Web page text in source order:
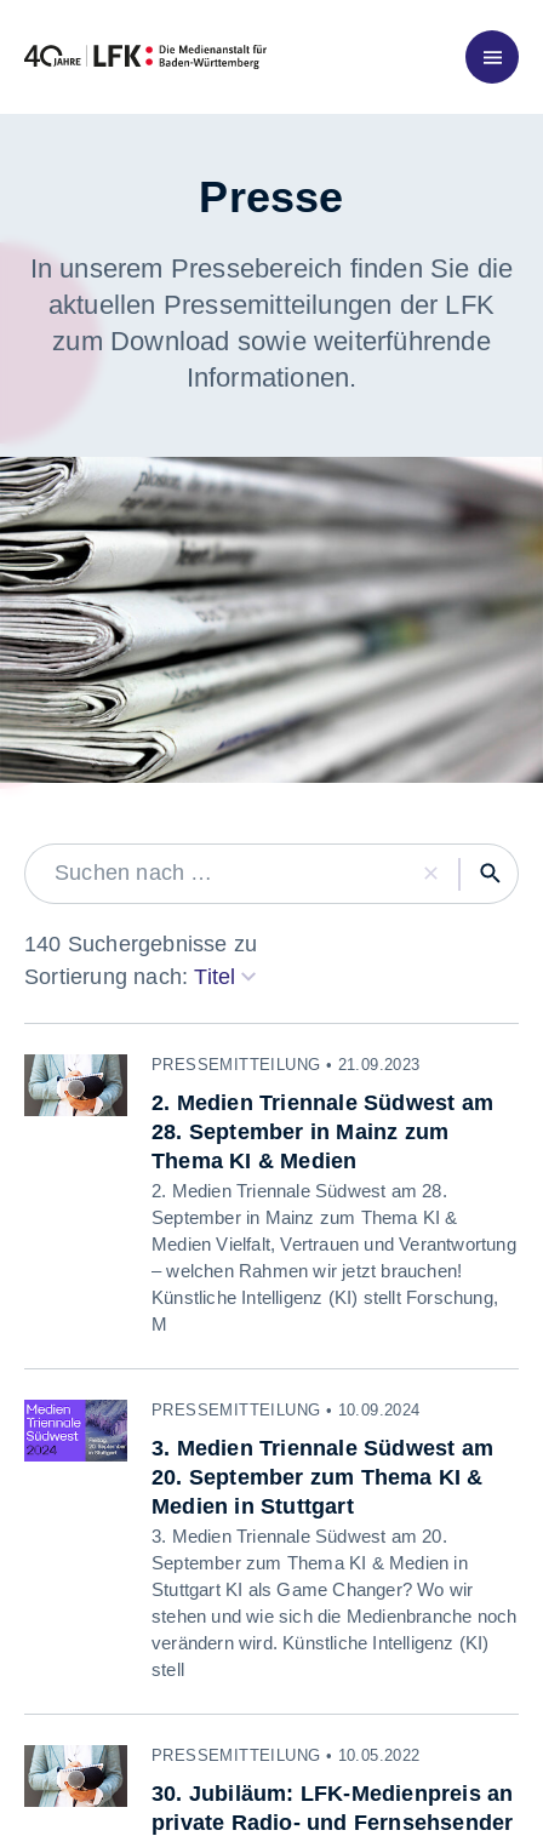
Zum Inhalt springen
Presse
In unserem Pressebereich finden Sie die
aktuellen Pressemitteilungen der LFK
zum Download sowie weiterführende
Informationen.
LABEL
140 Suchergebnisse zu
Sortierung nach:Titel
PRESSEMITTEILUNG • 21.09.2023
2. Medien Triennale Südwest am
28. September in Mainz zum
Thema KI & Medien
2. Medien Triennale Südwest am 28.
September in Mainz zum Thema KI &
Medien Vielfalt, Vertrauen und Verantwortung
– welchen Rahmen wir jetzt brauchen!
Künstliche Intelligenz (KI) stellt Forschung,
M
PRESSEMITTEILUNG • 10.09.2024
3. Medien Triennale Südwest am
20. September zum Thema KI &
Medien in Stuttgart
3. Medien Triennale Südwest am 20.
September zum Thema KI & Medien in
Stuttgart KI als Game Changer? Wo wir
stehen und wie sich die Medienbranche noch
verändern wird. Künstliche Intelligenz (KI)
stell
PRESSEMITTEILUNG • 10.05.2022
30. Jubiläum: LFK-Medienpreis an
private Radio- und Fernsehsender